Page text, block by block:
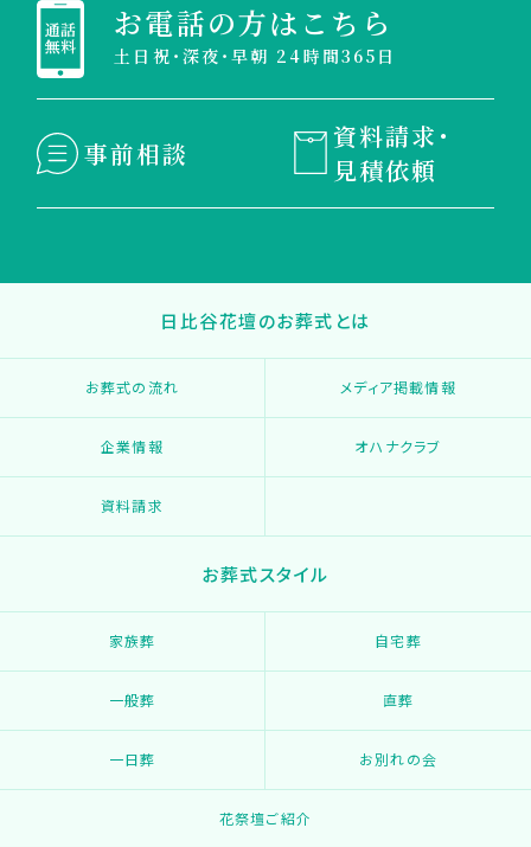
お電話の方はこちら
土日祝・深夜・早朝 24時間365日
事前相談
資料請求・
見積依頼
日比谷花壇のお葬式とは
お葬式の流れ メディア掲載情報
企業情報 オハナクラブ
資料請求
お葬式スタイル
家族葬 自宅葬
一般葬 直葬
一日葬 お別れの会
花祭壇ご紹介